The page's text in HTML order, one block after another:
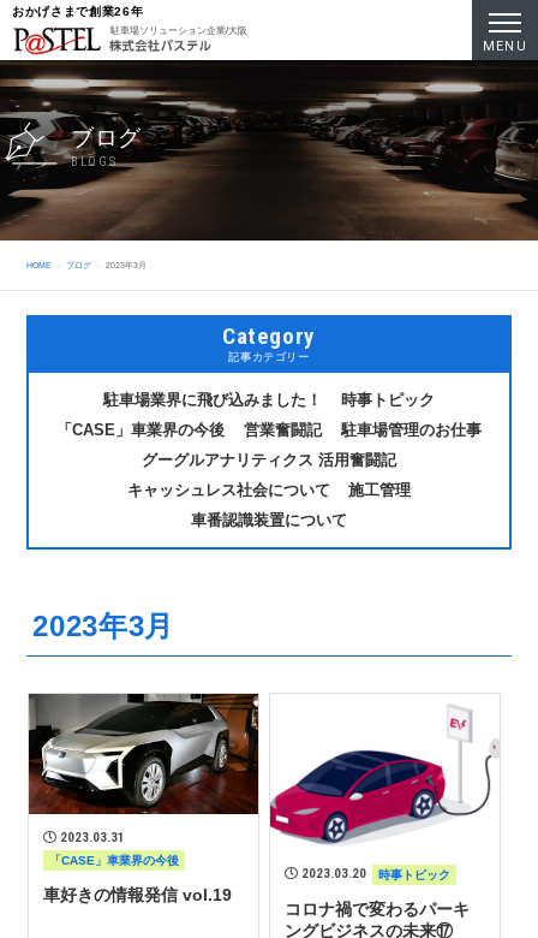
おかげさまで創業26年
駐車場ソリューション企業/大阪
ブログ
BLOGS
HOME ブログ 2023年3月
Category
記事カテゴリー
駐車場業界に飛び込みました！
時事トピック
「CASE」車業界の今後
営業奮闘記
駐車場管理のお仕事
グーグルアナリティクス 活用奮闘記
キャッシュレス社会について
施工管理
車番認識装置について
2023年3月
2023.03.31
「CASE」車業界の今後
車好きの情報発信 vol.19
2023.03.20 時事トピック
コロナ禍で変わるパーキ
ングビジネスの未来⑰
MENU